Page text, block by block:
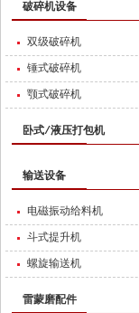
破碎机设备
双级破碎机
锤式破碎机
颚式破碎机
卧式/液压打包机
输送设备
电磁振动给料机
斗式提升机
螺旋输送机
雷蒙磨配件